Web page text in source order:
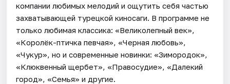
компании любимых мелодий и ощутить себя частью
захватывающей турецкой киносаги. В программе не
только любимая классика: «Великолепный век»,
«Королёк-птичка певчая», «Черная любовь»,
«Чукур», но и современные новинки: «Зимородок»,
«Клюквенный щербет», «Правосудие», «Далекий
город», «Семья» и другие.